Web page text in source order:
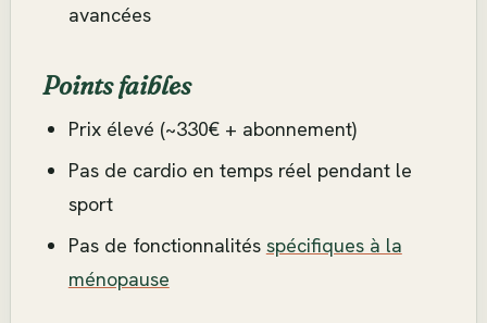
avancées
Points faibles
Prix élevé (~330€ + abonnement)
Pas de cardio en temps réel pendant le
sport
Pas de fonctionnalités spécifiques à la
ménopause